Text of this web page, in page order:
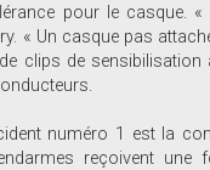
pour le casque.
« Un casque pas
clips de sensibilisation
numéro 1 est la
reçoivent